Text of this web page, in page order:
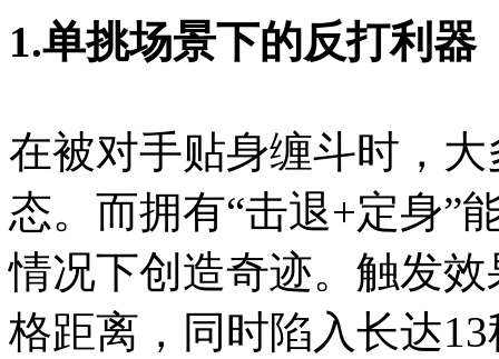
1.单挑场景下的反打利器
在被对手贴身缠斗时，
态。而拥有“击退+定身”
情况下创造奇迹。触发
格距离，同时陷入长达